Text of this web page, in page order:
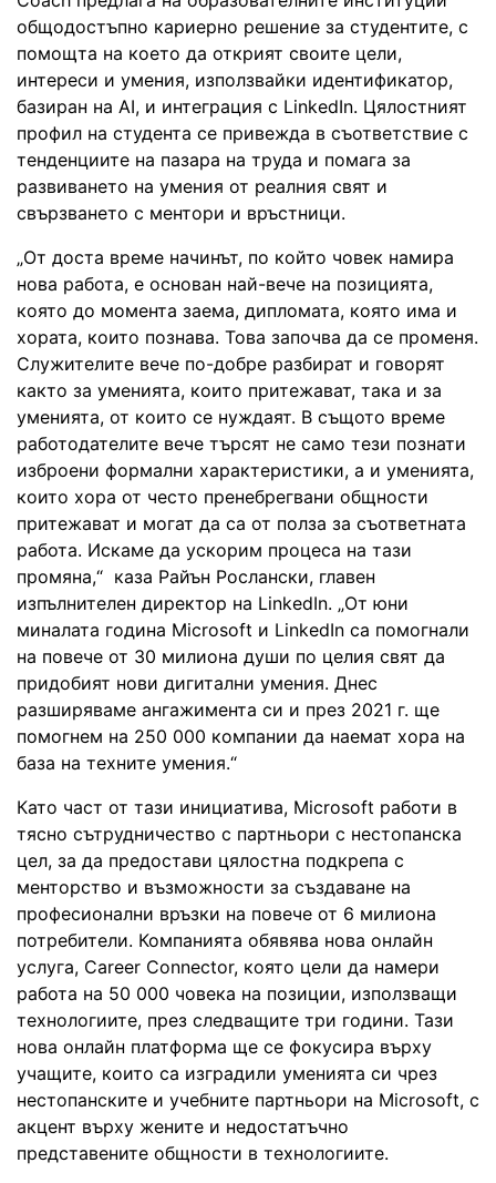
общодостъпно кариерно решение за студентите, с
помощта на което да открият своите цели,
интереси и умения, използвайки идентификатор,
базиран на AI, и интеграция с LinkedIn. Цялостният
профил на студента се привежда в съответствие с
тенденциите на пазара на труда и помага за
развиването на умения от реалния свят и
свързването с ментори и връстници.
„От доста време начинът, по който човек намира
нова работа, е основан най-вече на позицията,
която до момента заема, дипломата, която има и
хората, които познава. Това започва да се променя.
Служителите вече по-добре разбират и говорят
както за уменията, които притежават, така и за
уменията, от които се нуждаят. В същото време
работодателите вече търсят не само тези познати
изброени формални характеристики, а и уменията,
които хора от често пренебрегвани общности
притежават и могат да са от полза за съответната
работа. Искаме да ускорим процеса на тази
промяна,“ каза Райън Рослански, главен
изпълнителен директор на LinkedIn. „От юни
миналата година Microsoft и LinkedIn са помогнали
на повече от 30 милиона души по целия свят да
придобият нови дигитални умения. Днес
разширяваме ангажимента си и през 2021 г. ще
помогнем на 250 000 компании да наемат хора на
база на техните умения.“
Като част от тази инициатива, Microsoft работи в
тясно сътрудничество с партньори с нестопанска
цел, за да предостави цялостна подкрепа с
менторство и възможности за създаване на
професионални връзки на повече от 6 милиона
потребители. Компанията обявява нова онлайн
услуга, Career Connector, която цели да намери
работа на 50 000 човека на позиции, използващи
технологиите, през следващите три години. Тази
нова онлайн платформа ще се фокусира върху
учащите, които са изградили уменията си чрез
нестопанските и учебните партньори на Microsoft, с
акцент върху жените и недостатъчно
представените общности в технологиите.